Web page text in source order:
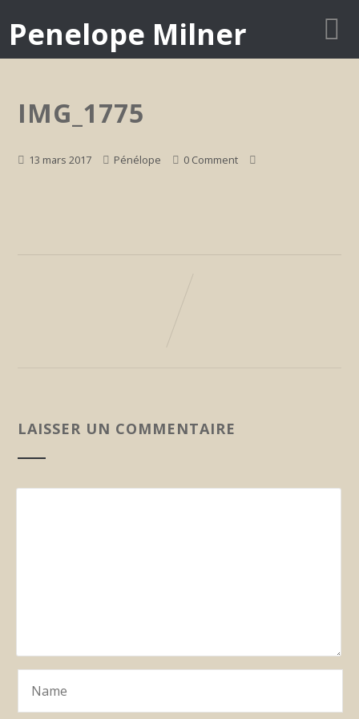
Penelope Milner
IMG_1775
13 mars 2017 Pénélope 0 Comment
LAISSER UN COMMENTAIRE